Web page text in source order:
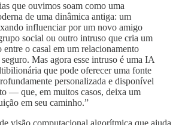
que ouvimos soam como uma
de uma dinâmica antiga: um
influenciar por um novo amigo
social ou outro intruso que cria um
entre o casal em um relacionamento
seguro. Mas agora esse intruso é uma IA
que pode oferecer uma fonte
personalizada e disponível
— que, em muitos casos, deixa um
em seu caminho.”